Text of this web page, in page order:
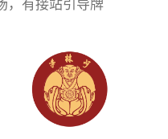
，有接站引导牌